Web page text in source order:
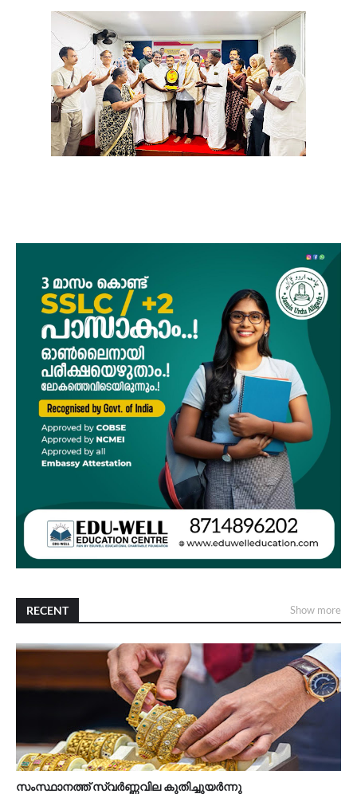
RECENT Show more
സംസ്ഥാനത്ത് സ്വർണ്ണവില കുതിച്ചുയർന്നു